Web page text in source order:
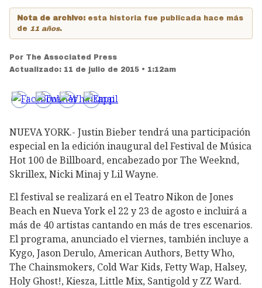
Nota de archivo: esta historia fue publicada hace más
de 11 años.
Por The Associated Press
Actualizado: 11 de julio de 2015 • 1:12am
NUEVA YORK.- Justin Bieber tendrá una participación
especial en la edición inaugural del Festival de Música
Hot 100 de Billboard, encabezado por The Weeknd,
Skrillex, Nicki Minaj y Lil Wayne.
El festival se realizará en el Teatro Nikon de Jones
Beach en Nueva York el 22 y 23 de agosto e incluirá a
más de 40 artistas cantando en más de tres escenarios.
El programa, anunciado el viernes, también incluye a
Kygo, Jason Derulo, American Authors, Betty Who,
The Chainsmokers, Cold War Kids, Fetty Wap, Halsey,
Holy Ghost!, Kiesza, Little Mix, Santigold y ZZ Ward.